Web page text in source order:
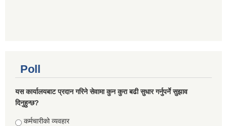
Poll
यस कार्यालयबाट प्रदान गरिने सेवामा कुन कुरा बढी सुधार गर्नुपर्ने सुझाव
दिनुहुन्छ?
Choices
कर्मचारीको व्यवहार